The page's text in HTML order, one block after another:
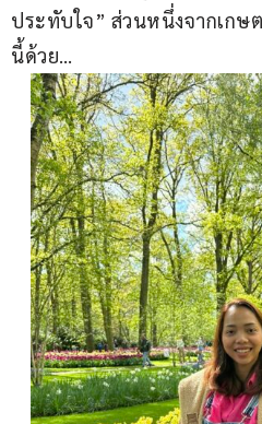
ประทับใจ” ส่วนหนึ่งจากเกษ
นี้ด้วย…